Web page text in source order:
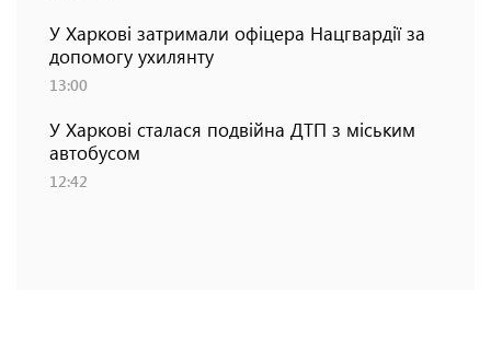
У Харкові затримали офіцера Нацгвардії за
допомогу ухилянту
13:00
У Харкові сталася подвійна ДТП з міським
автобусом
12:42